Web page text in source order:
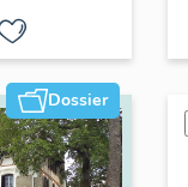
Dossier